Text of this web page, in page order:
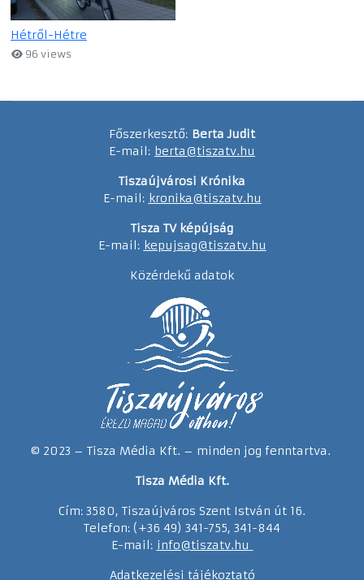
Hétről-Hétre
96 views
Főszerkesztő: Berta Judit
E-mail: berta@tiszatv.hu
Tiszaújvárosi Krónika
E-mail: kronika@tiszatv.hu
Tisza TV képújság
E-mail: kepujsag@tiszatv.hu
Közérdekű adatok
© 2023 – Tisza Média Kft. – minden jog fenntartva.
Tisza Média Kft.
Cím: 3580, Tiszaújváros Szent István út 16.
Telefon: (+36 49) 341-755, 341-844
E-mail: info@tiszatv.hu
Adatkezelési tájékoztató